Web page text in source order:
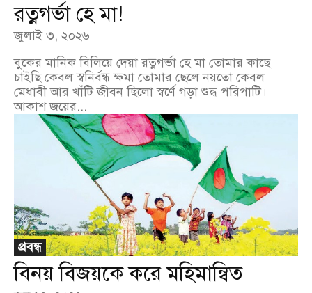
রত্নগর্ভা হে মা!
জুলাই ৩, ২০২৬
বুকের মানিক বিলিয়ে দেয়া রত্নগর্ভা হে মা তোমার কাছে
চাইছি কেবল স্বনির্বন্ধ ক্ষমা তোমার ছেলে নয়তো কেবল
মেধাবী আর খাঁটি জীবন ছিলো স্বর্ণে গড়া শুদ্ধ পরিপাটি।
আকাশ জয়ের...
প্রবন্ধ
বিনয় বিজয়কে করে মহিমান্বিত